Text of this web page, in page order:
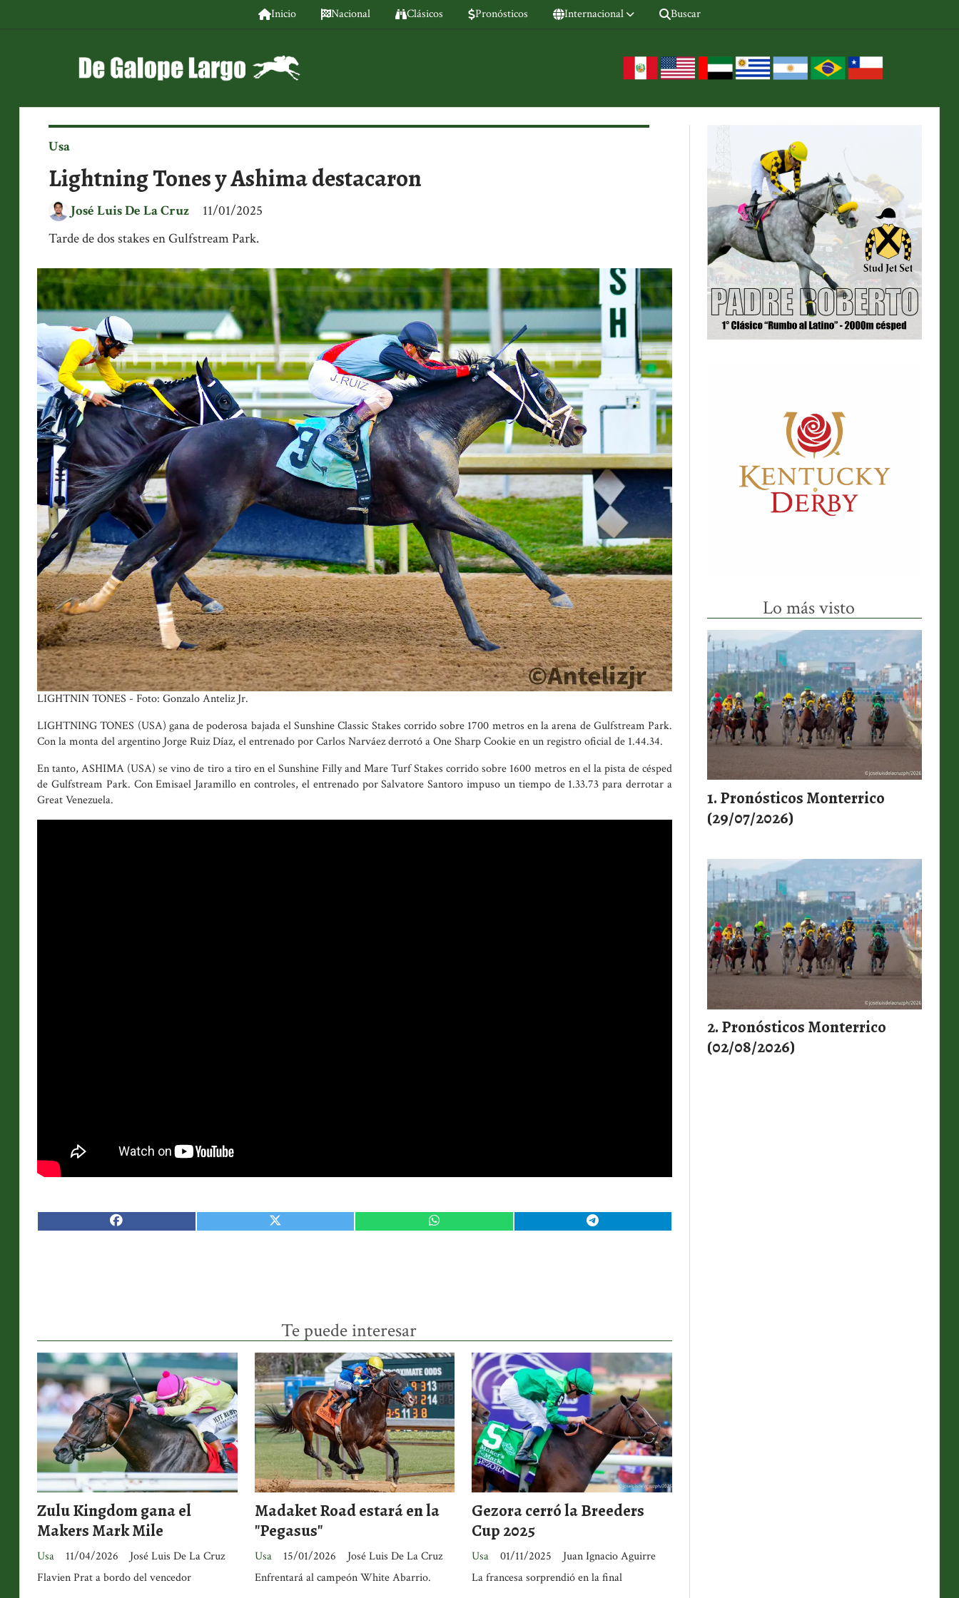
Inicio Nacional Clásicos Pronósticos Internacional Buscar
Lightning Tones y Ashima destacaron
Tarde de dos stakes en Gulfstream Park.
Usa
11/01/2025
José Luis De La Cruz
LIGHTNIN TONES - Foto: Gonzalo Anteliz Jr.
LIGHTNING TONES (USA) gana de poderosa bajada el Sunshine Classic Stakes corrido sobre 1700 metros en la arena de Gulfstream Park.
Con la monta del argentino Jorge Ruiz Díaz, el entrenado por Carlos Narváez derrotó a One Sharp Cookie en un registro oficial de 1.44.34.
En tanto, ASHIMA (USA) se vino de tiro a tiro en el Sunshine Filly and Mare Turf Stakes corrido sobre 1600 metros en el la pista de césped
de Gulfstream Park. Con Emisael Jaramillo en controles, el entrenado por Salvatore Santoro impuso un tiempo de 1.33.73 para derrotar a
Great Venezuela.
Te puede interesar
Zulu Kingdom gana el
Makers Mark Mile
José Luis De La Cruz
Usa
11/04/2026
Flavien Prat a bordo del vencedor
Madaket Road estará en la
"Pegasus"
José Luis De La Cruz
Usa
15/01/2026
Enfrentará al campeón White Abarrio.
Gezora cerró la Breeders
Cup 2025
Juan Ignacio Aguirre
Usa
01/11/2025
La francesa sorprendió en la final
Lo más visto
Pronósticos Monterrico
(29/07/2026)
Pronósticos Monterrico
(02/08/2026)